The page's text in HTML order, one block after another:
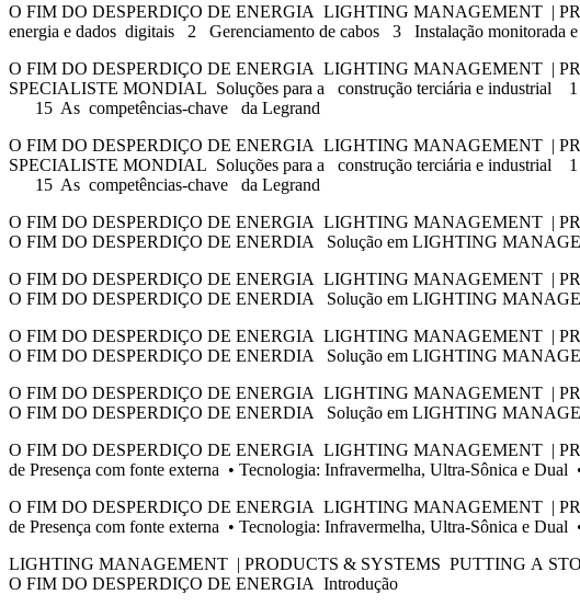
O FIM DO DESPERDIÇO DE ENERGIA LIGHTING MANAGEMENT |
energia e dados digitais 2 Gerenciamento de cabos 3 Instalação
O FIM DO DESPERDIÇO DE ENERGIA LIGHTING MANAGEMENT |
SPECIALISTE MONDIAL Soluções para a construção terciária e industrial
15 As competências-chave da Legrand
O FIM DO DESPERDIÇO DE ENERGIA LIGHTING MANAGEMENT |
SPECIALISTE MONDIAL Soluções para a construção terciária e industrial
15 As competências-chave da Legrand
O FIM DO DESPERDIÇO DE ENERGIA LIGHTING MANAGEMENT |
O FIM DO DESPERDIÇO DE ENERDIA Solução em LIGHTING
O FIM DO DESPERDIÇO DE ENERGIA LIGHTING MANAGEMENT |
O FIM DO DESPERDIÇO DE ENERDIA Solução em LIGHTING
O FIM DO DESPERDIÇO DE ENERGIA LIGHTING MANAGEMENT |
O FIM DO DESPERDIÇO DE ENERDIA Solução em LIGHTING
O FIM DO DESPERDIÇO DE ENERGIA LIGHTING MANAGEMENT |
O FIM DO DESPERDIÇO DE ENERDIA Solução em LIGHTING
O FIM DO DESPERDIÇO DE ENERGIA LIGHTING MANAGEMENT |
de Presença com fonte externa • Tecnologia: Infravermelha, Ultra-Sônica e
O FIM DO DESPERDIÇO DE ENERGIA LIGHTING MANAGEMENT |
de Presença com fonte externa • Tecnologia: Infravermelha, Ultra-Sônica e
LIGHTING MANAGEMENT | PRODUCTS & SYSTEMS PUTTING A
O FIM DO DESPERDIÇO DE ENERGIA Introdução